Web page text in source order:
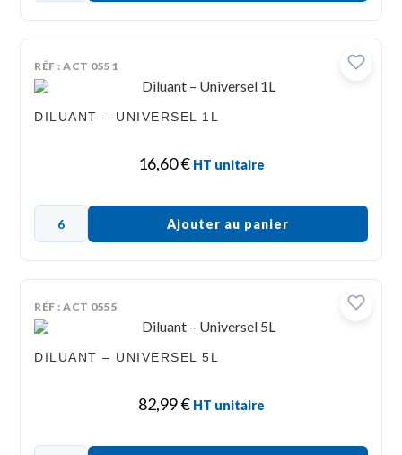
RÉF : ACT 0551
DILUANT – UNIVERSEL 1L
16,60€ HT unitaire
Ajouter au panier
RÉF : ACT 0555
DILUANT – UNIVERSEL 5L
82,99€ HT unitaire